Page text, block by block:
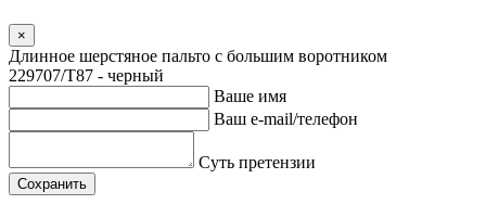
×
Длинное шерстяное пальто с большим воротником
229707/T87 - черный
Ваше имя
Ваш e-mail/телефон
Суть претензии
Сохранить